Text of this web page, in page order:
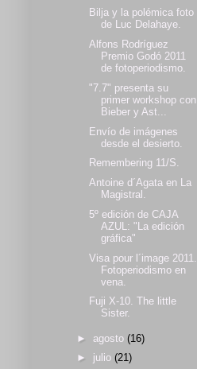
Bilja y la polémica foto
de Luc Delahaye.
Alfons Rodríguez
Premio Godó 2011
de fotoperiodismo.
"7.7" presenta su
primer workshop con
Bieber y Ast...
Envío de imágenes
desde el desierto.
Remembering 11/S.
Antoine d´Agata en La
Magistral.
5º edición de CAJA
AZUL: "La edición
gráfica"
Visa pour l´image 2011.
Fotoperiodismo en
vena.
Fuji X-10. The little
Sister.
► agosto (16)
► julio (21)